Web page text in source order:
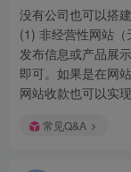
没有公司也可以搭
(1) 非经营性网站
发布信息或产品展
即可。如果是在网
网站收款也可以实
常见Q&A